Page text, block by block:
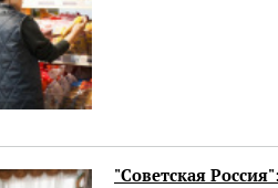
"Советская